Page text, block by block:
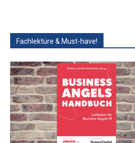
Fachlektüre & Must-have!